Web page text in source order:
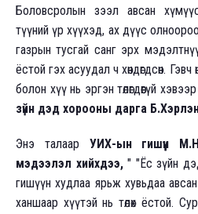
Боловсролын зээл авсан
түүний үр хүүхэд, ах дүүс
газрын тусгай санг эрх мэдэлтнүүд
ёстой гэх асуудал ч хөндөгдсөн. Гэвч
болон хүү нь эргэн төлөгдөөгүй
зүйн дэд хорооны дарга
Энэ талаар УИХ-ын гишүүн
мэдээлэл хийхдээ," "Ёс зүйн
гишүүн худлаа ярьж хувьдаа авсан
ханшаар хүүтэй нь төлөх ёстой.